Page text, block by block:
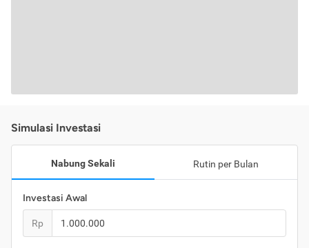
Simulasi Investasi
Nabung Sekali Rutin per Bulan
Investasi Awal
Rp